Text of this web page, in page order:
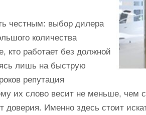
честным: выбор дилера
количества
кто работает без должной
лишь на быструю
репутация
их слово весит не меньше, чем
доверия. Именно здесь стоит